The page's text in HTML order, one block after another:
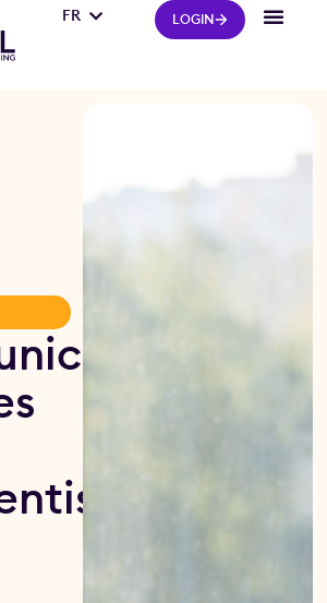
LOGIN
FR
IT